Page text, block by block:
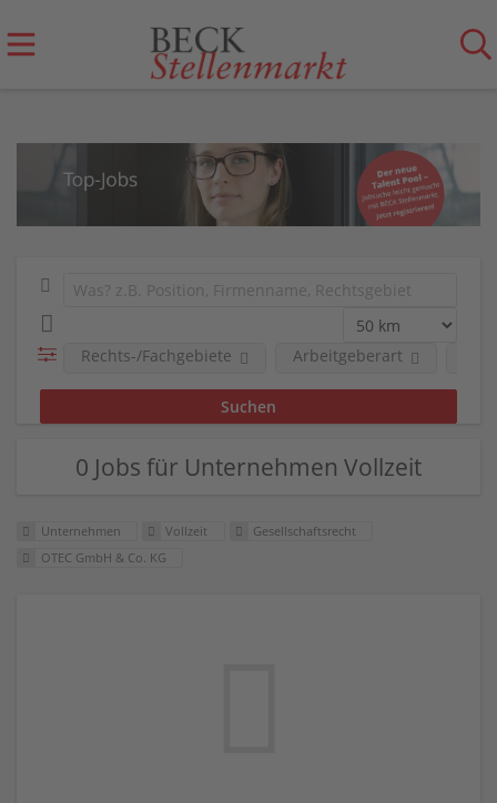
Rechts-/Fachgebiete Arbeitgeberart
0 Jobs für Unternehmen Vollzeit
Unternehmen Vollzeit
Gesellschaftsrecht
OTEC GmbH & Co. KG